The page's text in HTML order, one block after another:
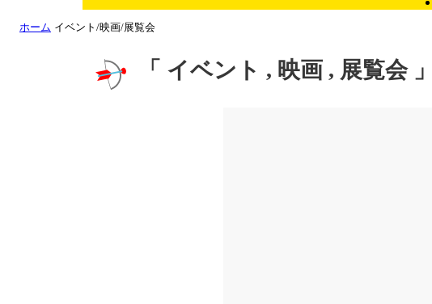
ホーム イベント/映画/展覧会
「 イベント , 映画 , 展覧会